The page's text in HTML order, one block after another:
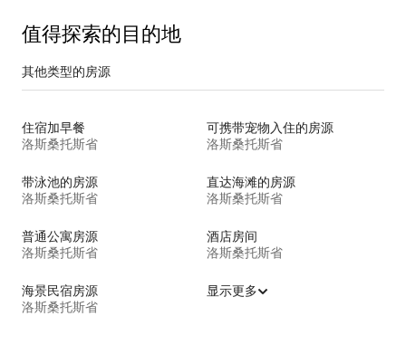
值得探索的目的地
其他类型的房源
住宿加早餐
洛斯桑托斯省
可携带宠物入住的房源
洛斯桑托斯省
带泳池的房源
洛斯桑托斯省
直达海滩的房源
洛斯桑托斯省
普通公寓房源
洛斯桑托斯省
酒店房间
洛斯桑托斯省
海景民宿房源
洛斯桑托斯省
显示更多